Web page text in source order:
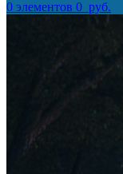
0 элементов 0 руб.